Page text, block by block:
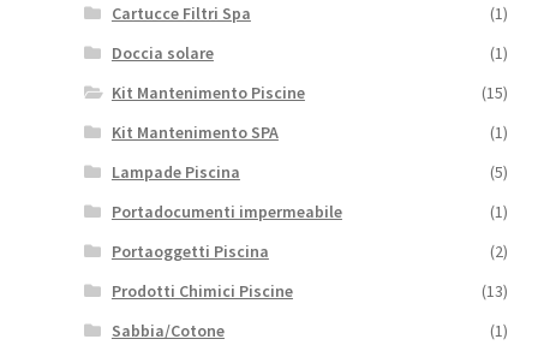
Cartucce Filtri Spa
(1)
Doccia solare
(1)
Kit Mantenimento Piscine
(15)
Kit Mantenimento SPA
(1)
Lampade Piscina
(5)
Portadocumenti impermeabile
(1)
Portaoggetti Piscina
(2)
Prodotti Chimici Piscine
(13)
Sabbia/Cotone
(1)